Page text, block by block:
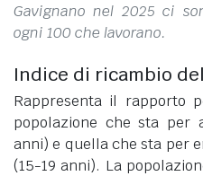
Gavignano nel 2025 ci
ogni 100 che lavorano.
Indice di ricambio
Rappresenta il rapporto
popolazione che sta per
anni) e quella che sta per
(15-19 anni). La